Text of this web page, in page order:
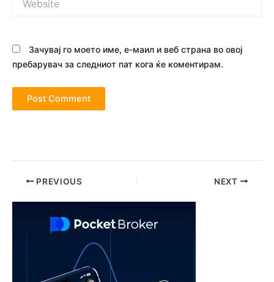
Зачувај го моето име, е-маил и веб страна во овој
пребарувач за следниот пат кога ќе коментирам.
Post PREVIOUS NEXT